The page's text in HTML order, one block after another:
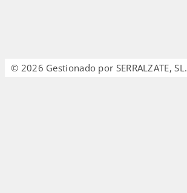
© 2026 Gestionado por SERRALZATE, SL.